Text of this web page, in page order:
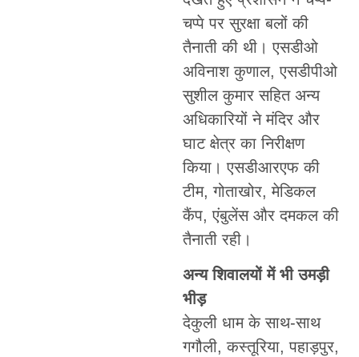
चप्पे पर सुरक्षा बलों की
तैनाती की थी। एसडीओ
अविनाश कुणाल, एसडीपीओ
सुशील कुमार सहित अन्य
अधिकारियों ने मंदिर और
घाट क्षेत्र का निरीक्षण
किया। एसडीआरएफ की
टीम, गोताखोर, मेडिकल
कैंप, एंबुलेंस और दमकल की
तैनाती रही।
अन्य शिवालयों में भी उमड़ी
भीड़
देकुली धाम के साथ-साथ
गगौली, कस्तूरिया, पहाड़पुर,